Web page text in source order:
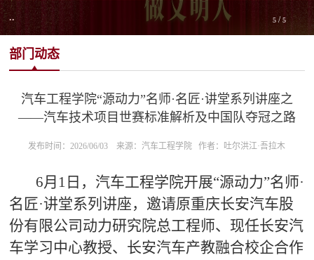
.. 5/5
部门动态
汽车工程学院“源动力”名师·名匠·讲堂系列讲座之
——汽车技术项目世赛标准解析及中国队夺冠之路
发布时间：2026/06/03 来源：汽车工程学院 作者：吐尔洪江·吾拉木
6月 1 日 ， 汽车工程学院开展“源动力”名师·
名匠·讲堂系列讲座，邀请原重庆长安汽车股
份有限公司动力研究院总工程师、现任长安汽
车学习中心教授、长安汽车产教融合校企合作